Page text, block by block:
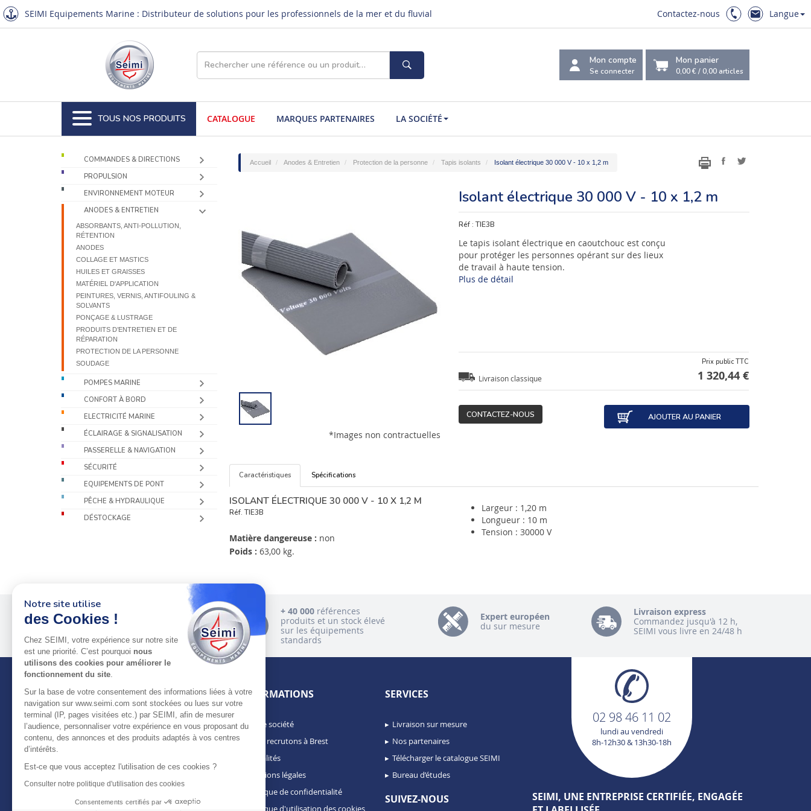
SEIMI Equipements Marine : Distributeur de solutions pour les professionnels de la mer et du fluvial Contactez-nous Langue
Mon compte
Se connecter
Mon panier
0,00 €/0,00 articles
TOUS NOS PRODUITS CATALOGUE MARQUES PARTENAIRES LA SOCIÉTÉ
COMMANDES & DIRECTIONS
PROPULSION
ENVIRONNEMENT MOTEUR
ANODES & ENTRETIEN
ABSORBANTS, ANTI-POLLUTION,
RÉTENTION
ANODES
COLLAGE ET MASTICS
HUILES ET GRAISSES
MATÉRIEL D'APPLICATION
PEINTURES, VERNIS, ANTIFOULING &
SOLVANTS
PONÇAGE & LUSTRAGE
PRODUITS D’ENTRETIEN ET DE
RÉPARATION
PROTECTION DE LA PERSONNE
SOUDAGE
POMPES MARINE
CONFORT À BORD
ELECTRICITÉ MARINE
ÉCLAIRAGE & SIGNALISATION
PASSERELLE & NAVIGATION
SÉCURITÉ
EQUIPEMENTS DE PONT
PÊCHE & HYDRAULIQUE
DÉSTOCKAGE
Accueil Anodes & Entretien Protection de la personne Tapis isolants Isolant électrique 30 000 V - 10 x 1,2 m
*Images non contractuelles
Isolant électrique 30 000 V - 10 x 1,2 m
Réf :TIE3B
Le tapis isolant électrique en caoutchouc est conçu
pour protéger les personnes opérant sur des lieux
de travail à haute tension.
Plus de détail
Livraison classique
Prix public TTC
1 320,44 €
CONTACTEZ-NOUS AJOUTER AU PANIER
Caractéristiques Spécifications
ISOLANT ÉLECTRIQUE 30 000 V - 10 X 1,2 M
Réf.TIE3B
Matière dangereuse : non
Poids : 63,00 kg.
Largeur : 1,20 m
Longueur : 10 m
Tension : 30000 V
Plus de 50 ans
au service
des pros
+ 40 000 références
produits et un stock élevé
sur les équipements
standards
Expert européen
du sur mesure
Livraison express
Commandez jusqu'à 12 h,
SEIMI vous livre en 24/48 h
À PROPOS DE SEIMI
Depuis plus de 50 ans, nous apportons des
chantiers de construction navale, de refit,
spécialisés, armateurs et entreprises de
maintenance. Une offre de produits
INFORMATIONS
Notre société
Nous recrutons à Brest
Actualités
Mentions légales
Politique de confidentialité
Politique d'utilisation des cookies
SERVICES
Livraison sur mesure
Nos partenaires
Télécharger le catalogue SEIMI
Bureau d’études
SUIVEZ-NOUS
02 98 46 11 02
lundi au vendredi
8h-12h30 & 13h30-18h
SEIMI, UNE ENTREPRISE CERTIFIÉE, ENGAGÉE
Notre site utilise
des Cookies !
Chez SEIMI, votre expérience sur notre site
est une priorité. C’est pourquoi nous
utilisons des cookies pour améliorer le
fonctionnement du site.
Sur la base de votre consentement des informations liées à votre
navigation sur www.seimi.com sont stockées ou lues sur votre
terminal (IP, pages visitées etc.) par SEIMI, afin de mesurer
l’audience, personnaliser votre expérience en vous proposant du
contenu, des annonces et des produits adaptés à vos centres
d’intérêts.
Est-ce que vous acceptez l'utilisation de ces cookies ?
Consulter notre politique d'utilisation des cookies
Consentements certifiés par